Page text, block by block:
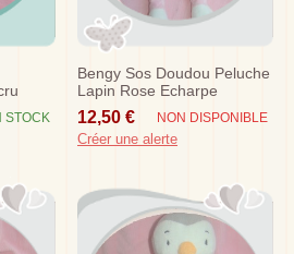
STOCK
Bengy Sos Doudou Peluche
Lapin Rose Echarpe
12,50 € NON DISPONIBLE
Créer une alerte